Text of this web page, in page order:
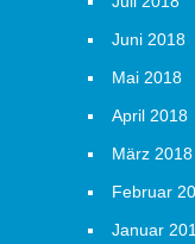
Juni 2018
Mai 2018
April 2018
März 2018
Februar
Januar